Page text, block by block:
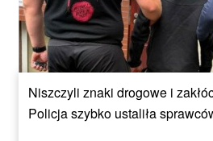
Niszczyli znaki drogowe i
Policja szybko ustaliła